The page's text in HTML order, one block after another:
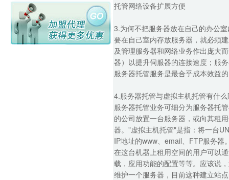
托管网络设备扩展方便
3.为何不把服务器放在自己的办公
要在自己室内存放服务器，就必须
及管理服务器和网络业务作出庞大
器）以提升伺服器的连接速度；服
服务器托管服务是最合乎成本效益
4.服务器托管与虚拟主机托管有什
服务器托管业务可细分为服务器托
的公司放置一台服务器，或向其租
器。"虚拟主机托管"是指：将一台
IP地址的www、email、FTP服务器
在这台机器上租用空间的用户可以
载，应用功能的配置等等。应该说
维护一个服务器，目前这种建立站